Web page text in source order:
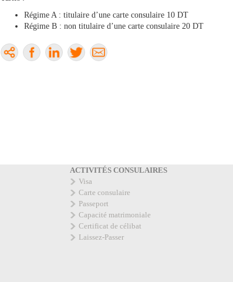
Régime A : titulaire d’une carte consulaire 10 DT
Régime B : non titulaire d’une carte consulaire 20 DT
ACTIVITÉS CONSULAIRES
Visa
Carte consulaire
Passeport
Capacité matrimoniale
Certificat de célibat
Laissez-Passer